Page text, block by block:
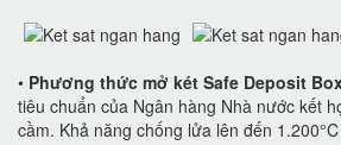
• Phương thức mở két Safe Deposit
tiêu chuẩn của Ngân hàng Nhà nước kết
cầm. Khả năng chống lửa lên đến